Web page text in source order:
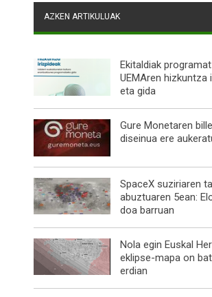
AZKEN ARTIKULUAK
Ekitaldiak
UEMAren hizkuntza
eta gida
Gure Monetaren
diseinua ere
SpaceX suziriaren
abuztuaren 5ean:
doa barruan
Nola egin Euskal
eklipse-mapa on
erdian